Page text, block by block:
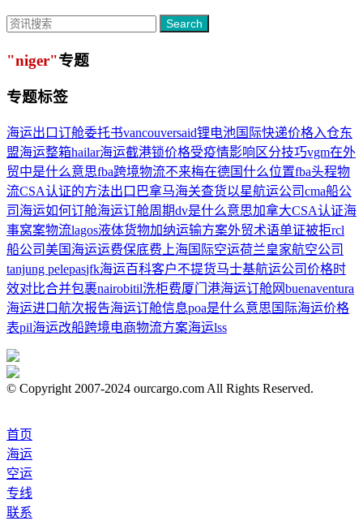
Search
"niger"专题
专题标签
海运出口订舱委托书vancouversaid锂电池国际快递价格入仓东
盟海运整箱hailar海运截港锁价格受疫情影响 区分技巧vgm在外
贸中是什么意思fba跨境物流不来梅在德国什么位置fba头程物
流CSA认证的方法出口巴拿马海关查货以星航运公司cma船公
司 海运如何订舱海运订舱周期dv是什么意思加拿大CSA认证海
事窝案物流lagos液体货物加纳运输方案外贸术语单证被拒rcl
船公司美国海运运费保底费 上海国际空运荷兰皇家航空公司
tanjung pelepasjfk海运百科客户不提货马士基航运公司价格时
效对比合并包裹nairobitil洗柜费厦门港海运订舱网buenaventura
海运进口航次报告海运订舱信息poa是什么意思 国际海运价格
表pil海运改船跨境电商物流方案海运lss
© Copyright 2007-2024 ourcargo.com All Rights Reserved.
首页
海运
空运
专线
联系